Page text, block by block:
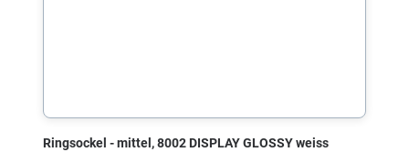
Ringsockel - mittel, 8002 DISPLAY GLOSSY weiss